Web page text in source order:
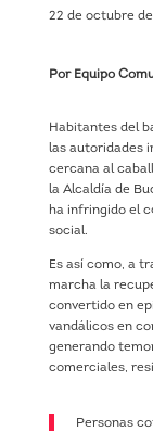
22 de octubre
Por Equipo
Habitantes del
las autoridades
cercana al
la Alcaldía de
ha infringido el
social.
Es así como, a
marcha la
convertido en
vandálicos en
generando
comerciales,
Personas